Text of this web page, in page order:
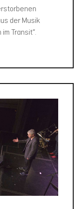
der Musik
Transit“.